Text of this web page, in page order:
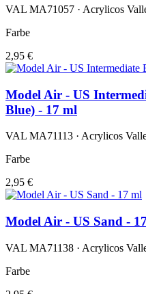
VAL MA71057 · Acrylicos
Farbe
2,95 €
Model Air - US
Blue) - 17 ml
VAL MA71113 · Acrylicos
Farbe
2,95 €
Model Air - US Sand -
VAL MA71138 · Acrylicos
Farbe